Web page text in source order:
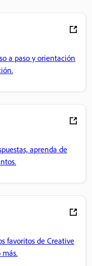
a paso y orientación
aprenda de
favoritos de Creative